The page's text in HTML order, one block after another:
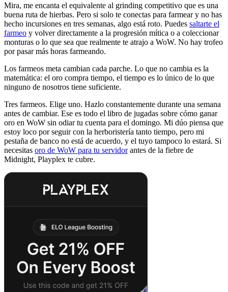
Mira, me encanta el equivalente al grinding competitivo que es una
buena ruta de hierbas. Pero si solo te conectas para farmear y no has
hecho incursiones en tres semanas, algo está roto. Puedes saltarte el
farmeo y volver directamente a la progresión mítica o a coleccionar
monturas o lo que sea que realmente te atrajo a WoW. No hay trofeo
por pasar más horas farmeando.
Los farmeos meta cambian cada parche. Lo que no cambia es la
matemática: el oro compra tiempo, el tiempo es lo único de lo que
ninguno de nosotros tiene suficiente.
Tres farmeos. Elige uno. Hazlo constantemente durante una semana
antes de cambiar. Ese es todo el libro de jugadas sobre cómo ganar
oro en WoW sin odiar tu cuenta para el domingo. Mi dúo piensa que
estoy loco por seguir con la herboristería tanto tiempo, pero mi
pestaña de banco no está de acuerdo, y el tuyo tampoco lo estará. Si
necesitas oro de WoW para tu servidorantes de la fiebre de
Midnight, Playplex te cubre.